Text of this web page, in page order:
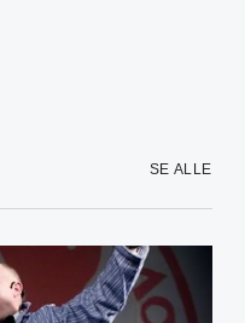
SE ALLE